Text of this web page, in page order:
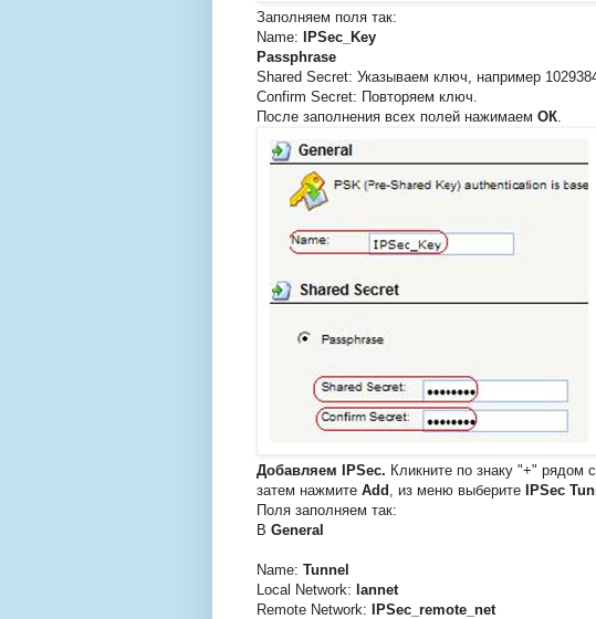
Заполняем поля так:
Name:
IPSec_Key
Passphrase
Shared Secret: Указываем ключ, например
Confirm Secret: Повторяем ключ.
После заполнения всех полей нажимаем ОК
Добавляем IPSec. Кликните по знаку "+" рядом
затем нажмите Add , из меню выберите IPSec
Поля заполняем так:
В General
Name: Tunnel
Local Network: lannet
Remote Network:
IPSec_remote_net